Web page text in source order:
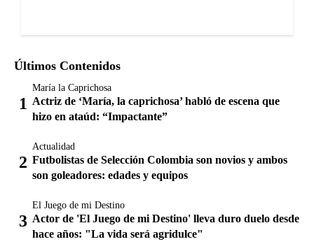
Últimos Contenidos
María la Caprichosa
Actriz de ‘María, la caprichosa’ habló de escena que
hizo en ataúd: “Impactante”
Actualidad
Futbolistas de Selección Colombia son novios y ambos
son goleadores: edades y equipos
El Juego de mi Destino
Actor de 'El Juego de mi Destino' lleva duro duelo desde
hace años: "La vida será agridulce"